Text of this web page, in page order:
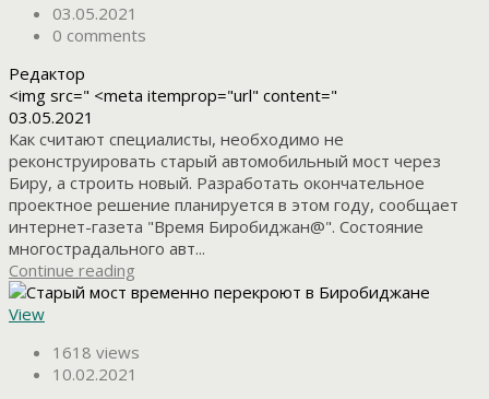
03.05.2021
0 comments
Редактор
<img src=" <meta itemprop="url" content="
03.05.2021
Как считают специалисты, необходимо не
реконструировать старый автомобильный мост через
Биру, а строить новый. Разработать окончательное
проектное решение планируется в этом году, сообщает
интернет-газета "Время Биробиджан@". Состояние
многострадального авт...
Continue reading
View
1618 views
10.02.2021